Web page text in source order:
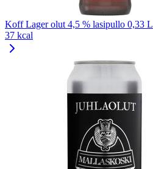
Koff Lager olut 4,5 % lasipullo 0,33 L
37 kcal